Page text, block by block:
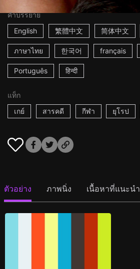
คำบรรยาย
English
繁體中文 简体中文
ภาษาไทย 한국어 français
Português हिन्दी
แท็ก
เกย์
สารคดี กีฬา ยุโรป
ตัวอย่าง ภาพนิ่ง เนื้อหาที่แนะนำ